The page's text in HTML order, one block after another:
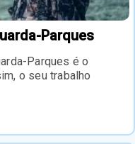
Parques
Parques é o
o seu trabalho